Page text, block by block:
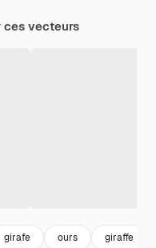
ces vecteurs
girafe ours giraffe